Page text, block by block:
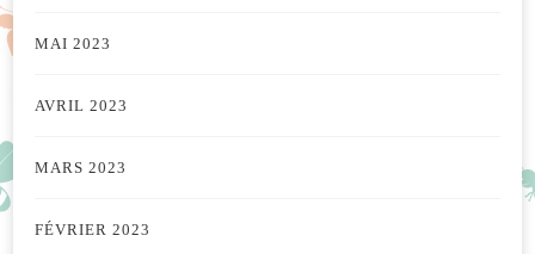
MAI 2023
AVRIL 2023
MARS 2023
FÉVRIER 2023